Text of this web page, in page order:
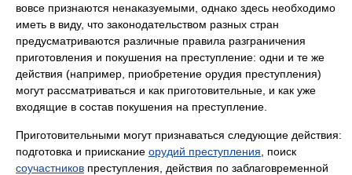
вовсе признаются ненаказуемыми, однако здесь необходимо
иметь в виду, что законодательством разных стран
предусматриваются различные правила разграничения
приготовления и покушения на преступление: одни и те же
действия (например, приобретение орудия преступления)
могут рассматриваться и как приготовительные, и как уже
входящие в состав покушения на преступление.
Приготовительными могут признаваться следующие действия:
подготовка и приискание орудий преступления , поиск
соучастников преступления, действия по заблаговременной